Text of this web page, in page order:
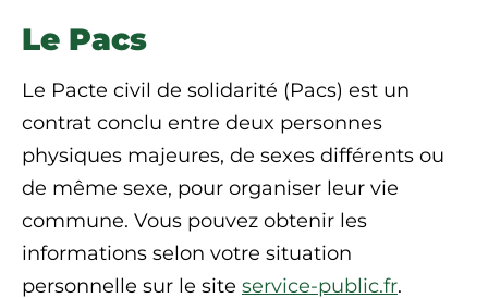
Le Pacs
Le Pacte civil de solidarité (Pacs) est un
contrat conclu entre deux personnes
physiques majeures, de sexes différents ou
de même sexe, pour organiser leur vie
commune. Vous pouvez obtenir les
informations selon votre situation
personnelle sur le site service-public.fr.